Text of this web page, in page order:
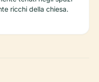
ricchi della chiesa.